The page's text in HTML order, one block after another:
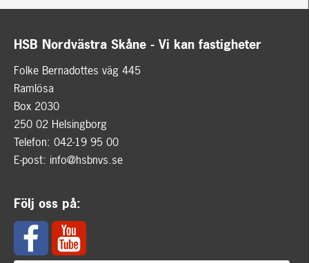
HSB Nordvästra Skåne - Vi kan fastigheter
Folke Bernadottes väg 445
Ramlösa
Box 2030
250 02 Helsingborg
Telefon: 042-19 95 00
E-post: info@hsbnvs.se
Följ oss på: